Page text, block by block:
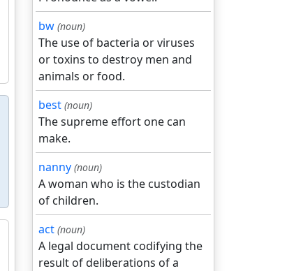
bw (noun)
The use of bacteria or viruses
or toxins to destroy men and
animals or food.
best (noun)
The supreme effort one can
make.
nanny (noun)
A woman who is the custodian
of children.
act (noun)
A legal document codifying the
result of deliberations of a